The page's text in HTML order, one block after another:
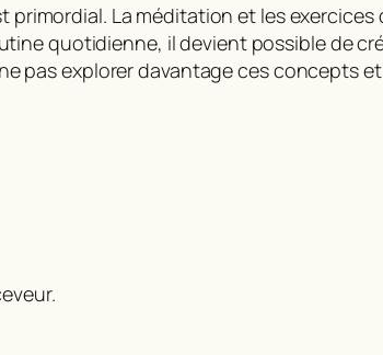
La méditation et les
quotidienne, il devient possible de
pas explorer davantage ces concepts